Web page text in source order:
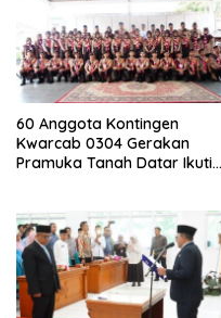
60 Anggota Kontingen
Kwarcab 0304 Gerakan
Pramuka Tanah Datar Ikuti